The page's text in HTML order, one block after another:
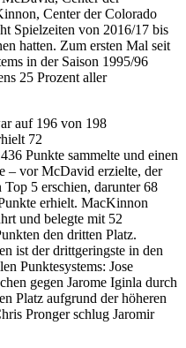
Center der Colorado
Spielzeiten von 2016/17 bis
hatten. Zum ersten Mal seit
in der Saison 1995/96
25 Prozent aller
auf 196 von 198
72
Punkte sammelte und einen
– vor McDavid erzielte, der
5 erschien, darunter 68
erhielt. MacKinnon
und belegte mit 52
den dritten Platz.
ist der drittgeringste in den
Punktesystems: Jose
gegen Jarome Iginla durch
Platz aufgrund der höheren
Pronger schlug Jaromir